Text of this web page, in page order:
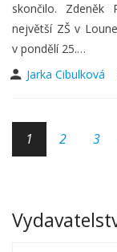
skončilo. Zdeněk
největší ZŠ v
v pondělí 25.…
Jarka Cibulková
1 2 3